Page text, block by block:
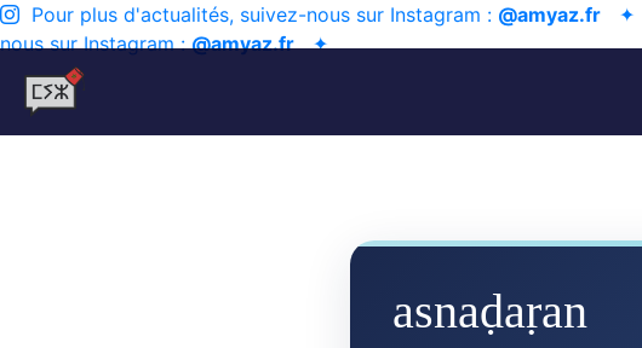
Pour plus d'actualités, suivez-nous sur Instagram : @amyaz.fr ✦
nous sur Instagram :@amyaz.fr✦
asnaḍaṛan